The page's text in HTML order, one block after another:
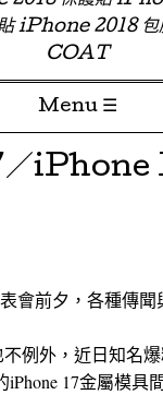
iPhone 2018 包
COAT
Menu ☰
iPhone
會前夕，各種傳
不例外，近日知名
iPhone 17金屬模具